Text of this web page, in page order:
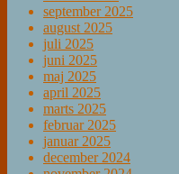
september 2025
august 2025
juli 2025
juni 2025
maj 2025
april 2025
marts 2025
februar 2025
januar 2025
december 2024